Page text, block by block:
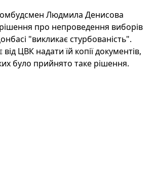
омбудсмен Людмила Денисова
про непроведення виборів
"викликає стурбованість".
ЦВК надати їй копії документів,
було прийнято таке рішення.